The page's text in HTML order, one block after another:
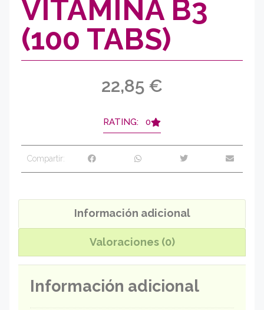
VITAMINA B3
(100 TABS)
22,85 €
RATING: 0
Compartir:
Información adicional
Valoraciones (0)
Información adicional